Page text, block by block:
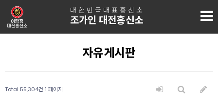
대한민국대표흥신소
조가인 대전흥신소
자유게시판
Total 55,304건 1 페이지